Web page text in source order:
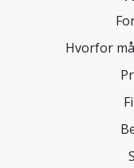
Hvorfor